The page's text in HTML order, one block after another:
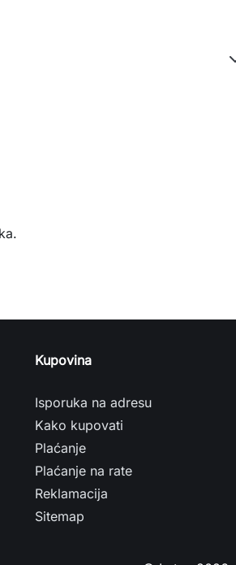
Kupovina
Isporuka na adresu
Kako kupovati
Plaćanje
Plaćanje na rate
Reklamacija
Sitemap